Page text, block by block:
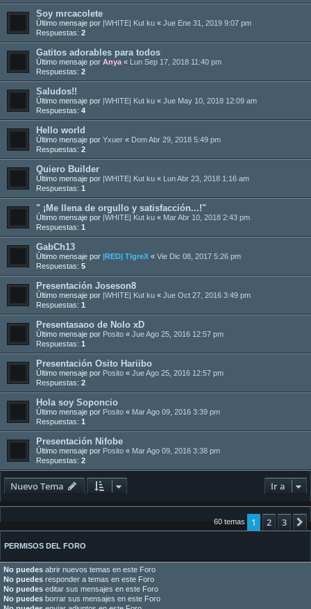
Soy mrcacolete
Último mensaje por |WHITE| Kut ku « Jue Ene 31, 2019 9:07 pm
Respuestas: 2
Gatitos adorables para todos
Último mensaje por Anya « Lun Sep 17, 2018 11:40 pm
Respuestas: 2
Saludos!!
Último mensaje por |WHITE| Kut ku « Jue May 10, 2018 12:09 am
Respuestas: 4
Hello world
Último mensaje por Yxuer « Dom Abr 29, 2018 5:49 pm
Respuestas: 2
Quiero Builder
Último mensaje por |WHITE| Kut ku « Lun Abr 23, 2018 1:16 am
Respuestas: 1
" ¡Me llena de orgullo y satisfacción...!"
Último mensaje por |WHITE| Kut ku « Mar Abr 10, 2018 2:43 pm
Respuestas: 1
GabCh13
Último mensaje por |RED| TigreX « Vie Dic 08, 2017 5:26 pm
Respuestas: 5
Presentación Joseson8
Último mensaje por |WHITE| Kut ku « Jue Oct 27, 2016 3:49 pm
Respuestas: 1
Presentasaoo de Nolo xD
Último mensaje por Posito « Jue Ago 25, 2016 12:57 pm
Respuestas: 1
Presentación Osito Hariibo
Último mensaje por Posito « Jue Ago 25, 2016 12:57 pm
Respuestas: 2
Hola soy Soponcio
Último mensaje por Posito « Mar Ago 09, 2016 3:39 pm
Respuestas: 1
Presentación Nifobe
Último mensaje por Posito « Mar Ago 09, 2016 3:38 pm
Respuestas: 2
Nuevo Tema Ir a
60 temas 1 2 3
PERMISOS DEL FORO
No puedes abrir nuevos temas en este Foro
No puedes responder a temas en este Foro
No puedes editar sus mensajes en este Foro
No puedes borrar sus mensajes en este Foro